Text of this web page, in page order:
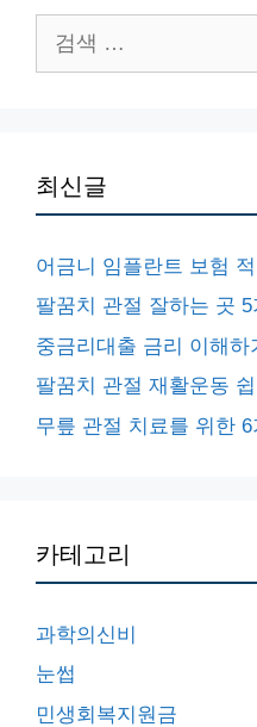
색:
최신글
어금니 임플란트 보험
팔꿈치 관절 잘하는 곳 5
중금리대출 금리 이해하
팔꿈치 관절 재활운동
무릎 관절 치료를 위한 6
카테고리
과학의신비
눈썹
민생회복지원금